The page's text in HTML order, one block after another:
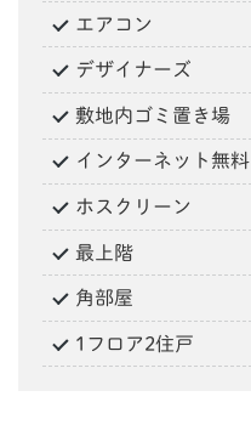
エアコン
デザイナーズ
敷地内ゴミ置き場
インターネット無料
ホスクリーン
最上階
角部屋
1フロア2住戸